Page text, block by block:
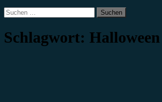
Suchen
nach:
Schlagwort: